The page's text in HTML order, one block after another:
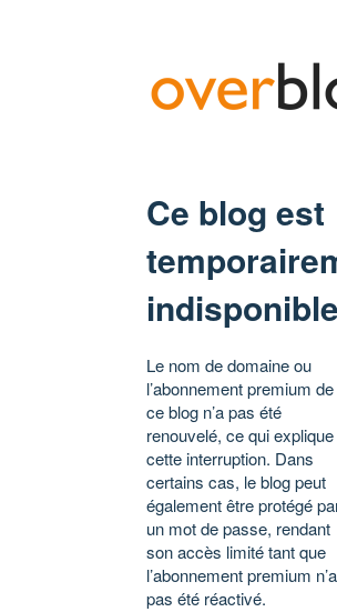
Ce blog est
indisponible
Le nom de domaine ou
l’abonnement premium de
ce blog n’a pas été
renouvelé, ce qui explique
cette interruption. Dans
certains cas, le blog peut
également être protégé
un mot de passe, rendant
son accès limité tant que
l’abonnement premium n’a
pas été réactivé.